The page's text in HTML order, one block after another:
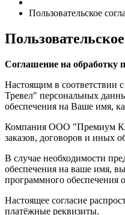
Пользовательское
Соглашение на обработку
Настоящим в соответствии
Тревел" персональных
обеспечения на Ваше имя,
Компания ООО "Премиум
заказов, договоров и иных
В случае необходимости
обеспечения на ваше имя,
программного обеспечения
Настоящее согласие
платёжные реквизиты.